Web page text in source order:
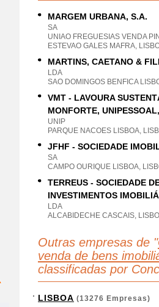
MARGEM URBANA, S.A.
SA
UNIAO FREGUESIAS VENDA
ESTEVAO GALES MAFRA,
MARTINS, CAETANO &
LDA
SAO DOMINGOS BENFICA
VMT - LAVOURA
MONFORTE,
UNIP
PARQUE NACOES LISBOA,
JFHF - SOCIEDADE
SA
CAMPO OURIQUE LISBOA,
TERREUS - SOCIEDADE
INVESTIMENTOS
LDA
ALCABIDECHE CASCAIS,
Outras empresas de "
venda de bens
classificadas por
LISBOA (13276 Empresas)